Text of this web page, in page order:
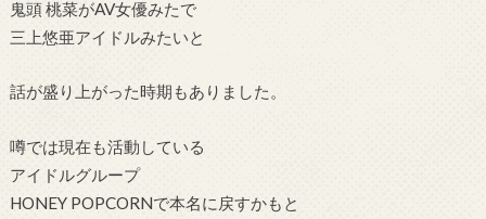
鬼頭 桃菜がAV女優みたで
三上悠亜アイドルみたいと
話が盛り上がった時期もありました。
噂では現在も活動している
アイドルグループ
HONEY POPCORNで本名に戻すかもと